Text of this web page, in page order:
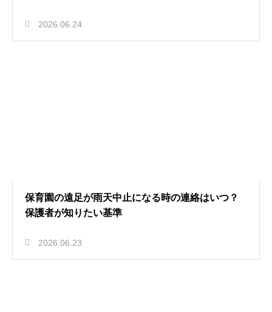
2026.06.24
保育園の遠足が雨天中止になる時の連絡はいつ？
保護者が知りたい基準
2026.06.23